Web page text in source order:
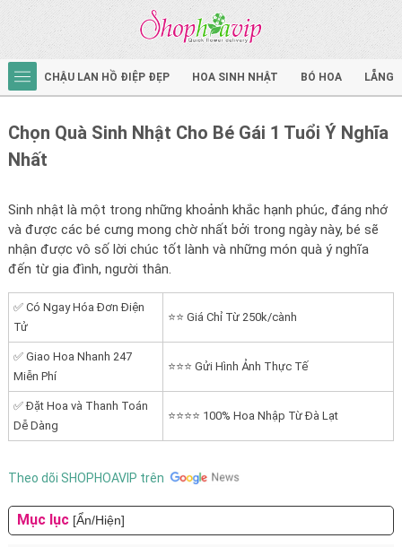
CHẬU LAN HỒ ĐIỆP ĐẸP HOA SINH NHẬT BÓ HOA LẴNG
Chọn Quà Sinh Nhật Cho Bé Gái 1 Tuổi Ý Nghĩa
Nhất
Sinh nhật là một trong những khoảnh khắc hạnh phúc, đáng nhớ
và được các bé cưng mong chờ nhất bởi trong ngày này, bé sẽ
nhận được vô số lời chúc tốt lành và những món quà ý nghĩa
đến từ gia đình, người thân.
✅ Có Ngay Hóa Đơn Điện
Tử
⭐⭐ Giá Chỉ Từ 250k/cành
✅ Giao Hoa Nhanh 247
Miễn Phí
⭐⭐⭐ Gửi Hình Ảnh Thực Tế
✅ Đặt Hoa và Thanh Toán
Dễ Dàng
⭐⭐⭐⭐ 100% Hoa Nhập Từ Đà Lạt
Theo dõi SHOPHOAVIP trên
Mục lục [Ẩn/Hiện]